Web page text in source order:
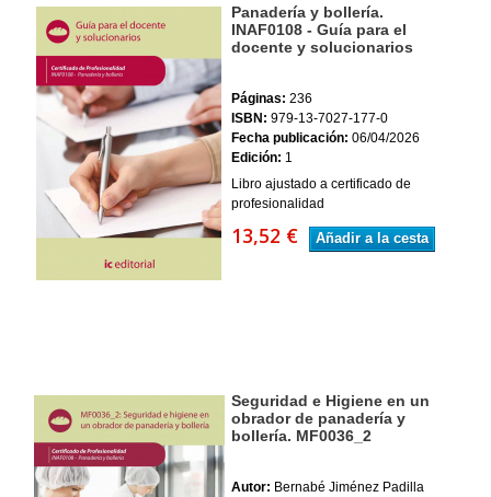
Panadería y bollería.
INAF0108 - Guía para el
docente y solucionarios
Páginas: 236
ISBN: 979-13-7027-177-0
Fecha publicación: 06/04/2026
Edición: 1
Libro ajustado a certificado de
profesionalidad
13,52 € Añadir a la cesta
Seguridad e Higiene en un
obrador de panadería y
bollería. MF0036_2
Autor: Bernabé Jiménez Padilla